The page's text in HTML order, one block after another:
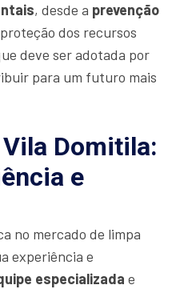
, desde a prevenção
dos recursos
deve ser adotada por
para um futuro mais
Domitila:
e
no mercado de limpa
experiência e
especializada e